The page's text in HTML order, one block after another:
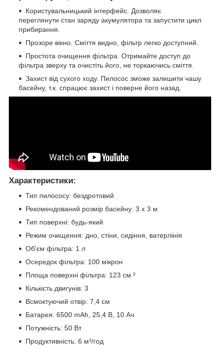
Користувальницький інтерфейс. Дозволяє
переглянути стан заряду акумулятора та запустити цикл
прибирання.
Прозоре вікно. Сміття видно, фільтр легко доступний.
Простота очищення фільтра. Отримайте доступ до
фільтра зверху та очистіть його, не торкаючись сміття.
Захист від сухого ходу. Пилосос зможе залишити чашу
басейну, т.к. спрацює захист і поверне його назад.
Характеристики:
Тип пилососу: бездротовий
Рекомендований розмір басейну: 3 х 3 м
Тип поверхні: будь-який
Режим очищення: дно, стіни, сидіння, ватерлінія
Об'єм фільтра: 1 л
Осередок фільтра: 100 мікрон
Площа поверхні фільтра: 123 см ²
Кількість двигунів: 3
Всмоктуючий отвір: 7,4 см
Батарея: 6500 mAh, 25,4 В, 10 Ач
Потужність: 50 Вт
Продуктивність: 6 м³/год